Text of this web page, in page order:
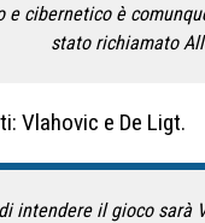
e cibernetico è
stato richiamato
Vlahovic e De Ligt.
intendere il gioco sarà